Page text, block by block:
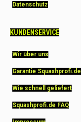
Datenschutz
KUNDENSERVICE
Wir über uns
Garantie Squashprofi.de
Wie schnell geliefert
Squashprofi.de FAQ